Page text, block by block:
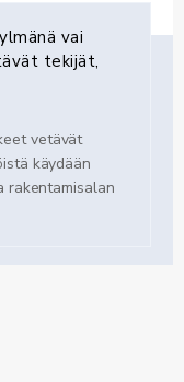
vai
tekijät,
vetävät
käydään
rakentamisalan